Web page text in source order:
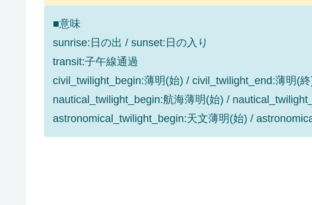
■意味
sunrise:日の出 / sunset:日の入り
transit:子午線通過
civil_twilight_begin:薄明(始) / civil_twilight_end:薄明(
nautical_twilight_begin:航海薄明(始) /
astronomical_twilight_begin:天文薄明(始) /